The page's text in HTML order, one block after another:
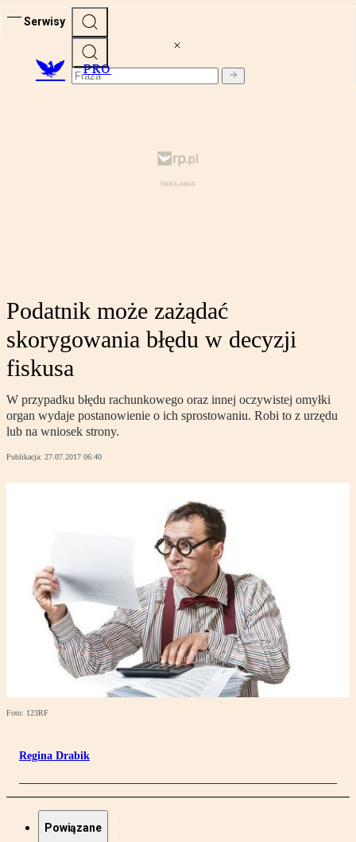
Serwisy
PRO
Podatnik może zażądać
skorygowania błędu w decyzji
fiskusa
W przypadku błędu rachunkowego oraz innej oczywistej omyłki
organ wydaje postanowienie o ich sprostowaniu. Robi to z urzędu
lub na wniosek strony.
Publikacja: 27.07.2017 06:40
Foto: 123RF
Regina Drabik
Powiązane